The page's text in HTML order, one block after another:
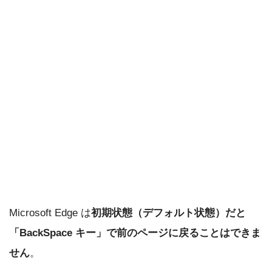
Microsoft Edge は初期状態（デフォルト状態）だと
「BackSpace キー」で前のページに戻ることはできま
せん。